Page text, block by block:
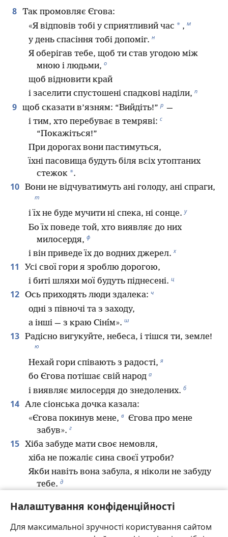
Налаштування конфіденційності
Для максимальної зручності користування сайтом
8 Так промовляє Єгова:
«Я відповів тобі у сприятливий час * , м
у день спасіння тобі допоміг. н
Я оберігав тебе, щоб ти став угодою між
мною і людьми, о
щоб відновити край
і заселити спустошені спадкові наділи, п
9 щоб сказати в’язням: “Вийдіть!” р —
і тим, хто перебуває в темряві: с
“Покажіться!”
При дорогах вони пастимуться,
їхні пасовища будуть біля всіх утоптаних
стежок *.
10 Вони не відчуватимуть ані голоду, ані спраги,
т
і їх не буде мучити ні спека, ні сонце. у
Бо їх поведе той, хто виявляє до них
милосердя, ф
і він приведе їх до водних джерел. х
11
Усі свої гори я зроблю дорогою,
і биті шляхи мої будуть піднесені. ц
12 Ось приходять люди здалека: ч
одні з півночі та з заходу,
а інші — з краю Сінı́м». ш
13 Радісно вигукуйте, небеса, і тішся ти, земле!
ю
Нехай гори співають з радості, я
бо Єгова потішає свій народ а
і виявляє милосердя до знедолених. б
14 Але сіонська дочка казала:
«Єгова покинув мене, в Єгова про мене
забув». г
15 Хіба забуде мати своє немовля,
хіба не пожаліє сина своєї утроби?
Якби навіть вона забула, я ніколи не забуду
тебе. д
Мури твої завжди переді мною.
17 Сини твої вже поспішають,